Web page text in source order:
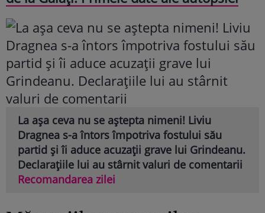
La așa ceva nu se aștepta nimeni! Liviu
Dragnea s-a întors împotriva fostului său
partid și îi aduce acuzații grave lui Grindeanu.
Declarațiile lui au stârnit valuri de comentarii
Recomandarea zilei